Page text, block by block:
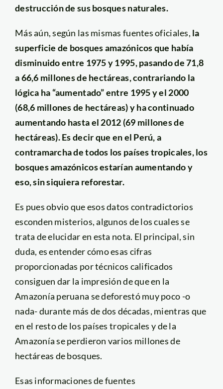
destrucción de sus bosques naturales.
Más aún, según las mismas fuentes oficiales, la
superficie de bosques amazónicos que había
disminuido entre 1975 y 1995, pasando de 71,8
a 66,6 millones de hectáreas, contrariando la
lógica ha “aumentado” entre 1995 y el 2000
(68,6 millones de hectáreas) y ha continuado
aumentando hasta el 2012 (69 millones de
hectáreas). Es decir que en el Perú, a
contramarcha de todos los países tropicales, los
bosques amazónicos estarían aumentando y
eso, sin siquiera reforestar.
Es pues obvio que esos datos contradictorios
esconden misterios, algunos de los cuales se
trata de elucidar en esta nota. El principal, sin
duda, es entender cómo esas cifras
proporcionadas por técnicos calificados
consiguen dar la impresión de que en la
Amazonía peruana se deforestó muy poco -o
nada- durante más de dos décadas, mientras que
en el resto de los países tropicales y de la
Amazonía se perdieron varios millones de
hectáreas de bosques.
Esas informaciones de fuentes